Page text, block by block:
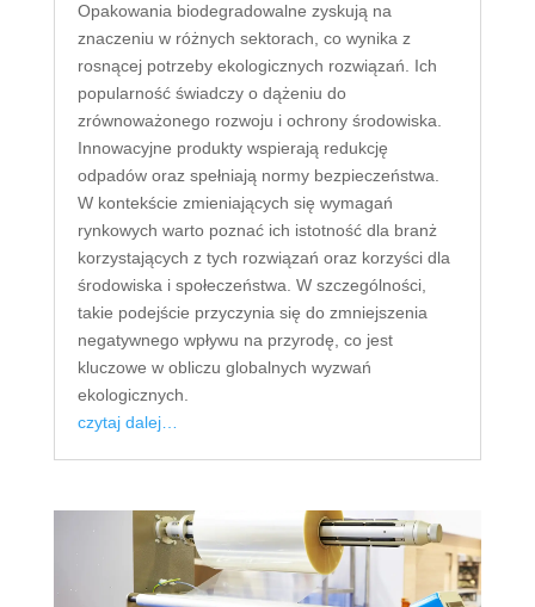
Opakowania biodegradowalne zyskują na
znaczeniu w różnych sektorach, co wynika z
rosnącej potrzeby ekologicznych rozwiązań. Ich
popularność świadczy o dążeniu do
zrównoważonego rozwoju i ochrony środowiska.
Innowacyjne produkty wspierają redukcję
odpadów oraz spełniają normy bezpieczeństwa.
W kontekście zmieniających się wymagań
rynkowych warto poznać ich istotność dla branż
korzystających z tych rozwiązań oraz korzyści dla
środowiska i społeczeństwa. W szczególności,
takie podejście przyczynia się do zmniejszenia
negatywnego wpływu na przyrodę, co jest
kluczowe w obliczu globalnych wyzwań
ekologicznych.
czytaj dalej…